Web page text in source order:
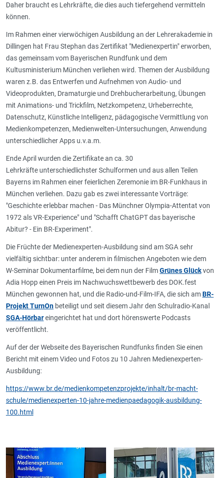
Daher braucht es Lehrkräfte, die dies auch tiefergehend vermitteln
können.
Im Rahmen einer vierwöchigen Ausbildung an der Lehrerakademie in
Dillingen hat Frau Stephan das Zertifikat "Medienexpertin" erworben,
das gemeinsam vom Bayerischen Rundfunk und dem
Kultusministerium München verliehen wird. Themen der Ausbildung
waren z.B. das Entwerfen und Aufnehmen von Audio- und
Videoprodukten, Dramaturgie und Drehbucherarbeitung, Übungen
mit Animations- und Trickfilm, Netzkompetenz, Urheberrechte,
Datenschutz, Künstliche Intelligenz, pädagogische Vermittlung von
Medienkompetenzen, Medienwelten-Untersuchungen, Anwendung
unterschiedlicher Apps u.v.a.m.
Ende April wurden die Zertifikate an ca. 30
Lehrkräfte unterschiedlichster Schulformen und aus allen Teilen
Bayerns im Rahmen einer feierlichen Zeremonie im BR-Funkhaus in
München verliehen. Dazu gab es zwei interessante Vorträge:
"Geschichte erlebbar machen - Das Münchner Olympia-Attentat von
1972 als VR-Experience" und "Schafft ChatGPT das bayerische
Abitur? - Ein BR-Experiment".
Die Früchte der Medienexperten-Ausbildung sind am SGA sehr
vielfältig sichtbar: unter anderem in filmischen Angeboten wie dem
W-Seminar Dokumentarfilme, bei dem nun der FilmGrünes Glückvon
Adia Hopp einen Preis im Nachwuchswettbewerb des DOK.fest
München gewonnen hat, und die Radio-und-Film-IFA, die sich amBR-
Projekt TurnOn beteiligt und seit diesem Jahr den Schulradio-Kanal
SGA-Hörbareingerichtet hat und dort hörenswerte Podcasts
veröffentlicht.
Auf der der Webseite des Bayerischen Rundfunks finden Sie einen
Bericht mit einem Video und Fotos zu 10 Jahren Medienexperten-
Ausbildung:
https://www.br.de/medienkompetenzprojekte/inhalt/br-macht-
schule/medienexperten-10-jahre-medienpaedagogik-ausbildung-
100.html